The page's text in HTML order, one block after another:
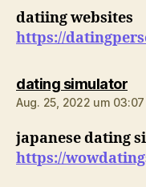
datiing websites
https://
dating simulator
Aug. 25, 2022 um 03:07
japanese dating
https://